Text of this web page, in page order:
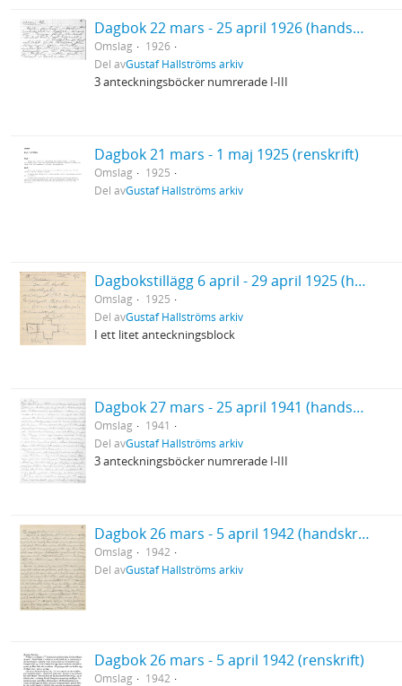
Dagbok 22 mars - 25 april 1926 (handskrift) (Vårresan)
Omslag
1926
Del avGustaf Hallströms arkiv
3 anteckningsböcker numrerade I-III
Dagbok 21 mars - 1 maj 1925 (renskrift)
Omslag
1925
Del avGustaf Hallströms arkiv
Dagbokstillägg 6 april - 29 april 1925 (handskrift)
Omslag
1925
Del avGustaf Hallströms arkiv
I ett litet anteckningsblock
Dagbok 27 mars - 25 april 1941 (handskrift)
Omslag
1941
Del avGustaf Hallströms arkiv
3 anteckningsböcker numrerade I-III
Dagbok 26 mars - 5 april 1942 (handskrift)
Omslag
1942
Del avGustaf Hallströms arkiv
Dagbok 26 mars - 5 april 1942 (renskrift)
Omslag
1942